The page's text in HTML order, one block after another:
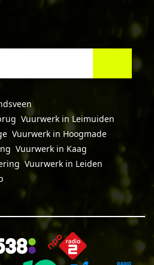
Vuurwerk in Leimuiden
Vuurwerk in Hoogmade
Vuurwerk in Kaag
Vuurwerk in Leiden